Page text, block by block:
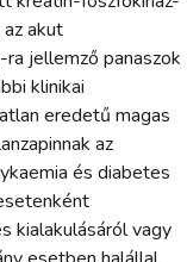
akut
jellemző panaszok
klinikai
eredetű magas
az
és diabetes
kialakulásáról vagy